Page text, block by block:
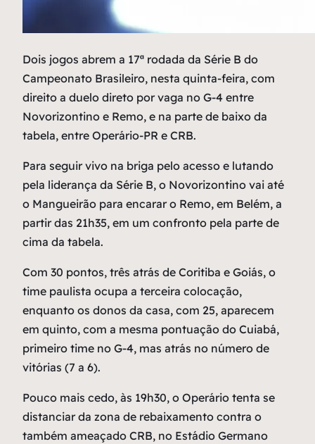
Dois jogos abrem a 17ª rodada da Série B do
Campeonato Brasileiro, nesta quinta-feira, com
direito a duelo direto por vaga no G-4 entre
Novorizontino e Remo, e na parte de baixo da
tabela, entre Operário-PR e CRB.
Para seguir vivo na briga pelo acesso e lutando
pela liderança da Série B, o Novorizontino vai até
o Mangueirão para encarar o Remo, em Belém, a
partir das 21h35, em um confronto pela parte de
cima da tabela.
Com 30 pontos, três atrás de Coritiba e Goiás, o
time paulista ocupa a terceira colocação,
enquanto os donos da casa, com 25, aparecem
em quinto, com a mesma pontuação do Cuiabá,
primeiro time no G-4, mas atrás no número de
vitórias (7 a 6).
Pouco mais cedo, às 19h30, o Operário tenta se
distanciar da zona de rebaixamento contra o
também ameaçado CRB, no Estádio Germano